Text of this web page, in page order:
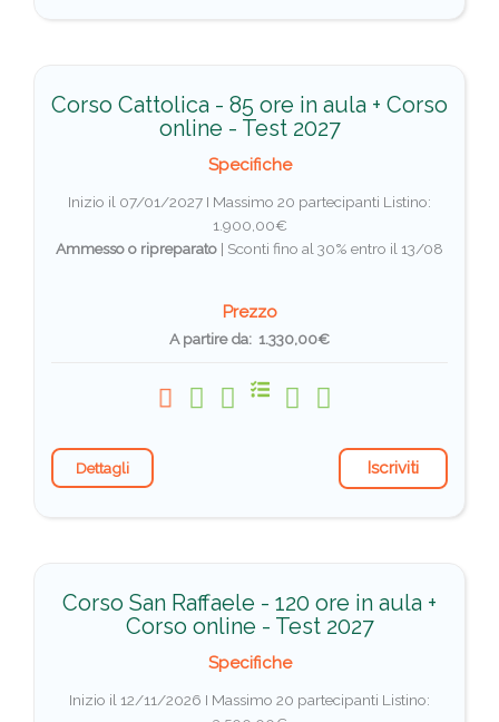
Corso Cattolica - 85 ore in aula + Corso
online - Test 2027
Specifiche
Inizio il 07/01/2027 I Massimo 20 partecipanti Listino:
1.900,00€
Ammesso o ripreparato | Sconti fino al 30% entro il 13/08
Prezzo
A partire da: 1.330,00€
Dettagli Iscriviti
Corso San Raffaele - 120 ore in aula +
Corso online - Test 2027
Specifiche
Inizio il 12/11/2026 I Massimo 20 partecipanti Listino: